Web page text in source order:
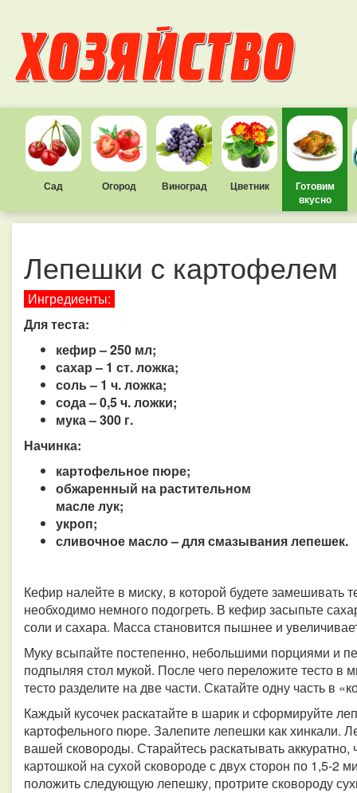
Сад Огород Виноград Цветник
Готовим
вкусно
Лепешки с картофелем
Ингредиенты:
Для теста:
кефир – 250 мл;
сахар – 1 ст. ложка;
соль – 1 ч. ложка;
сода – 0,5 ч. ложки;
мука – 300 г.
Начинка:
картофельное пюре;
обжаренный на растительном
масле лук;
укроп;
сливочное масло – для смазывания лепешек.
Кефир налейте в миску, в которой будете замешивать
необходимо немного подогреть. В кефир засыпьте
соли и сахара. Масса становится пышнее и
Муку всыпайте постепенно, небольшими порциями и
подпыляя стол мукой. После чего переложите тесто в
тесто разделите на две части. Скатайте одну часть в
Каждый кусочек раскатайте в шарик и сформируйте
картофельного пюре. Залепите лепешки как хинкали.
вашей сковороды. Старайтесь раскатывать
картошкой на сухой сковороде с двух сторон по 1,5-2
положить следующую лепешку, протрите сковороду